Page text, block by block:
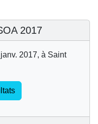
2017
2017, à Saint